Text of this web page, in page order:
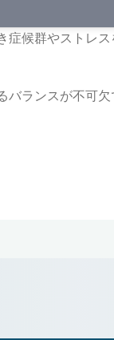
候群やストレ
ランスが不可欠